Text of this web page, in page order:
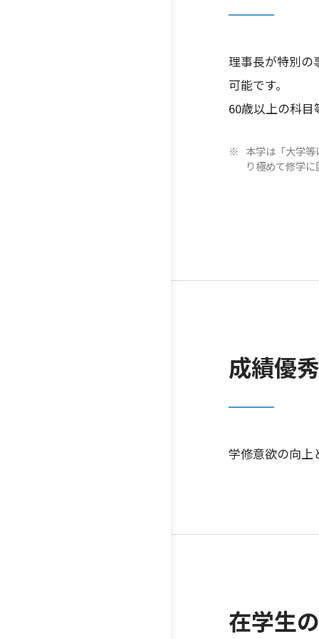
理事長が特別の
可能です。
60歳以上の科
本学は「大学
り極めて修学
成績優
学修意欲の向上
在学生